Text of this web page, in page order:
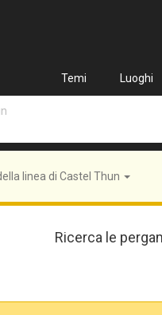
Temi Luoghi
linea di Castel Thun
Ricerca le